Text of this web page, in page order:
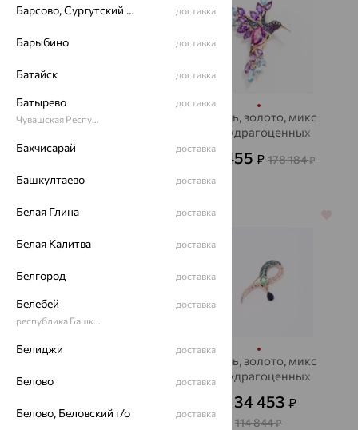
Брошь, золото, топаз,
26 452
Брошь, золото, микс
полудрагоценных
камней, SOKOLOV
53 455 ₽ 178 184₽
70% 70%
Брошь, золото, микс
полудрагоценных
34 453₽
114 844₽
Барсово, Сургутский район доставка
Барыбино доставка
Батайск доставка
Батырево
Чувашская Республика - Чувашия
доставка
Бахчисарай доставка
Башкултаево доставка
Белая Глина доставка
Белая Калитва доставка
Белгород доставка
Белебей
республика Башкортостан
доставка
Белиджи доставка
Белово доставка
Белово, Беловский г/о доставка